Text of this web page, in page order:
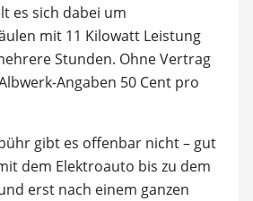
es sich dabei um
mit 11 Kilowatt Leistung
Stunden. Ohne Vertrag
Angaben 50 Cent pro
gibt es offenbar nicht – gut
dem Elektroauto bis zu dem
erst nach einem ganzen